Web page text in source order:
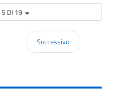
5 DI 19
Successivo